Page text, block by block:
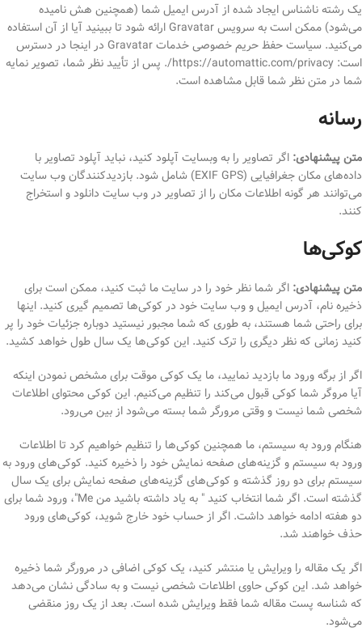
یک رشته ناشناس ایجاد شده از آدرس ایمیل شما (همچنین هش نامیده
می‌شود) ممکن است به سرویس Gravatar ارائه شود تا ببینید آیا از آن استفاده
می‌کنید. سیاست حفظ حریم خصوصی خدمات Gravatar در اینجا در دسترس
است: https://automattic.com/privacy/. پس از تأیید نظر شما، تصویر نمایه
شما در متن نظر شما قابل مشاهده است.
رسانه
متن پیشنهادی: اگر تصاویر را به وبسایت آپلود کنید، نباید آپلود تصاویر با
داده‌های مکان جغرافیایی (EXIF GPS) شامل شود. بازدیدکنندگان وب سایت
می‌توانند هر گونه اطلاعات مکان را از تصاویر در وب سایت دانلود و استخراج
کنند.
کوکی‌ها
متن پیشنهادی: اگر شما نظر خود را در سایت ما ثبت کنید، ممکن است برای
ذخیره نام، آدرس ایمیل و وب سایت خود در کوکی‌ها تصمیم گیری کنید. اینها
برای راحتی شما هستند، به طوری که شما مجبور نیستید دوباره جزئیات خود را پر
کنید زمانی که نظر دیگری را ترک کنید. این کوکی‌ها یک سال طول خواهد کشید.
اگر از برگه ورود ما بازدید نمایید، ما یک کوکی موقت برای مشخص نمودن اینکه
آیا مروگر شما کوکی قبول می‌کند را تنظیم می‌کنیم. این کوکی محتوای اطلاعات
شخصی شما نیست و وقتی مرورگر شما بسته می‌شود از بین می‌رود.
هنگام ورود به سیستم، ما همچنین کوکی‌ها را تنظیم خواهیم کرد تا اطلاعات
ورود به سیستم و گزینه‌های صفحه نمایش خود را ذخیره کنید. کوکی‌های ورود به
سیستم برای دو روز گذشته و کوکی‌های گزینه‌های صفحه نمایش برای یک سال
گذشته است. اگر شما انتخاب کنید " به یاد داشته باشید من Me"، ورود شما برای
دو هفته ادامه خواهد داشت. اگر از حساب خود خارج شوید، کوکی‌های ورود
حذف خواهند شد.
اگر یک مقاله را ویرایش یا منتشر کنید، یک کوکی اضافی در مرورگر شما ذخیره
خواهد شد. این کوکی حاوی اطلاعات شخصی نیست و به سادگی نشان می‌دهد
که شناسه پست مقاله شما فقط ویرایش شده است. بعد از یک روز منقضی
می‌شود.